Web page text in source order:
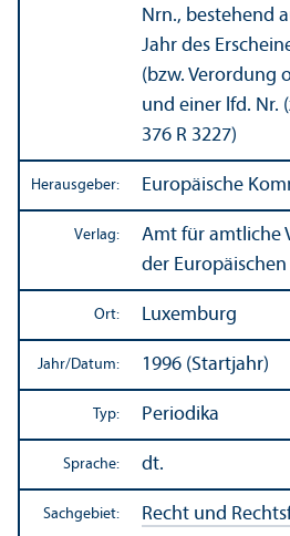
Nrn., bestehend
Jahr des
(bzw. Verordung
und einer lfd. Nr.
376 R 3227)
Herausgeber: Europäische
Verlag:
Amt für amtliche
der
Ort: Luxemburg
Jahr/Datum: 1996 (Startjahr)
Typ: Periodika
Sprache: dt.
Sachgebiet: Recht und